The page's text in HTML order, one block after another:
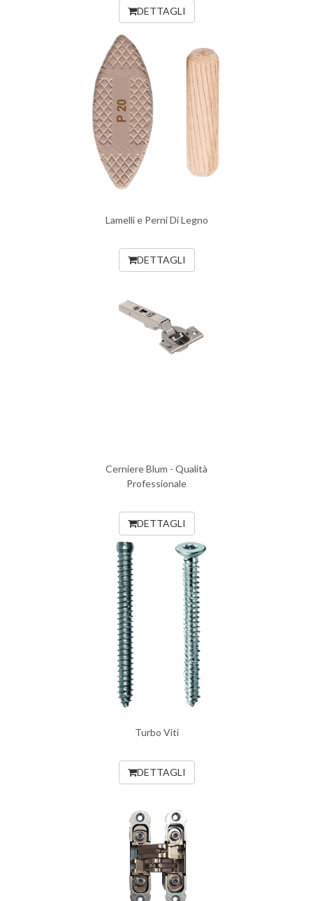
DETTAGLI
Lamelli e Perni Di Legno
DETTAGLI
Cerniere Blum - Qualità
Professionale
DETTAGLI
Turbo Viti
DETTAGLI